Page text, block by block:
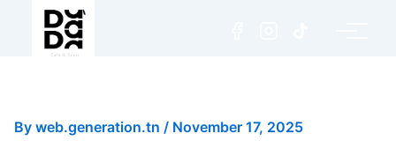
By web.generation.tn / November 17, 2025